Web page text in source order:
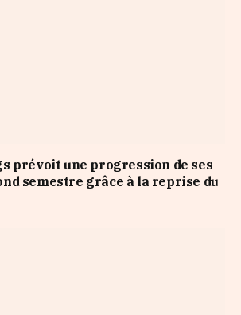
prévoit une progression de ses
semestre grâce à la reprise du